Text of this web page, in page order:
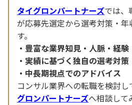
タイグロンパートナーズでは、
が応募先選定から選考対策・
す。
豊富な業界知見・人脈・経験
実績に基づく独自の選考対策
中長期視点でのアドバイス
コンサル業界への転職を検討
グロンパートナーズへ相談して